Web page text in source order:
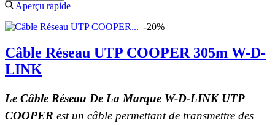
Aperçu rapide
-20%
Câble Réseau UTP COOPER 305m W-D-
LINK
Le Câble Réseau De La Marque W-D-LINK UTP
COOPER est un câble permettant de transmettre des